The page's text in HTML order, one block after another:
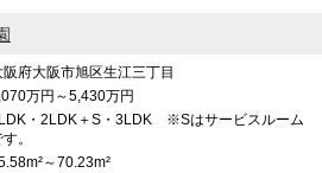
雨の日などは渋滞します。
昔からよく混む道路です。
ており、今後改善される見込み
阪府大阪市旭区生江三丁目
万円～5,430万円
・2LDK＋S・3LDK ※Sはサービスルーム
。
～70.23m²